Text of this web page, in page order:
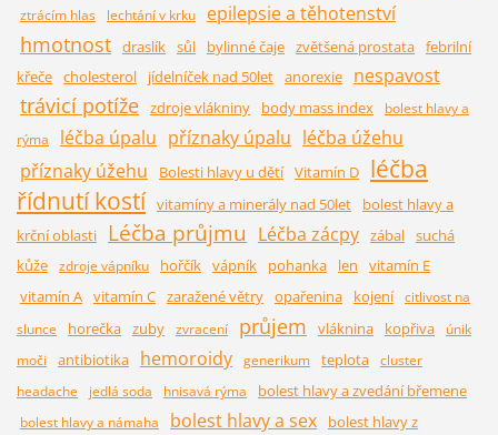
ztrácím hlas
lechtání v krku epilepsie a těhotenství
hmotnost draslík sůl bylinné čaje zvětšená prostata febrilní
křeče cholesterol jídelníček nad 50let anorexie nespavost
trávicí potíže zdroje vlákniny body mass index
bolest hlavy a
rýma
léčba úpalu příznaky úpalu léčba úžehu
příznaky úžehu
Bolesti hlavy u dětí Vitamín D
léčba
řídnutí kostí vitamíny a minerály nad 50let
bolest hlavy a
krční oblasti
Léčba průjmu Léčba zácpy zábal suchá
kůže zdroje vápníku hořčík vápník pohanka len
vitamín E
vitamín A vitamín C zaražené větry opařenina kojení citlivost na
slunce
horečka zuby zvracení průjem vláknina kopřiva
únik
moči
antibiotika hemoroidy generikum teplota cluster
headache
jedlá soda hnisavá rýma bolest hlavy a zvedání břemene
bolest hlavy a námaha bolest hlavy a sex
bolest hlavy z